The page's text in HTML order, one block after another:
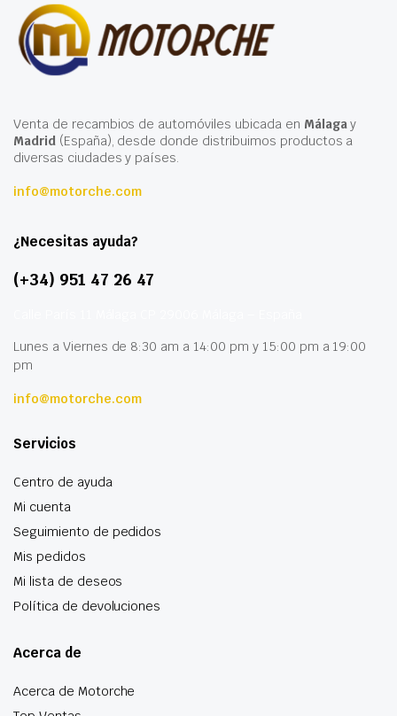
Venta de recambios de automóviles ubicada en Málagay
Madrid(España), desde donde distribuimos productos a
diversas ciudades y países.
info@motorche.com
¿Necesitas ayuda?
(+34) 951 47 26 47
Lunes a Viernes de 8:30 am a 14:00 pm y 15:00 pm a 19:00
pm
info@motorche.com
Servicios
Centro de ayuda
Mi cuenta
Seguimiento de pedidos
Mis pedidos
Mi lista de deseos
Política de devoluciones
Acerca de
Acerca de Motorche